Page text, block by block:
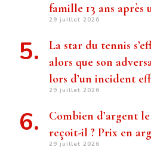
famille 13 ans
29 juillet 2026
La star du tennis
alors que son
lors d’un incident
29 juillet 2026
Combien d’argent
reçoit-il ? Prix ​​en
29 juillet 2026